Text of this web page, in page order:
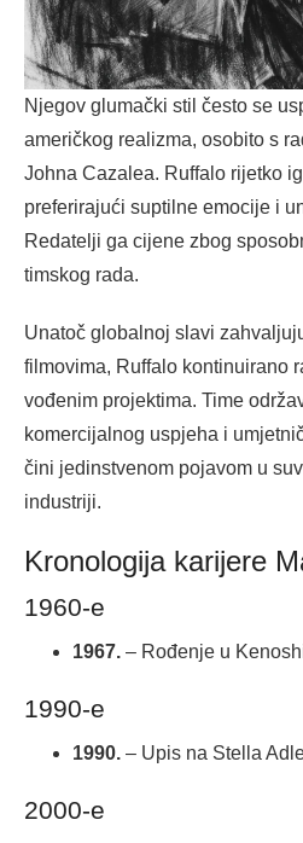
Njegov glumački stil često se
američkog realizma, osobito s
Johna Cazalea. Ruffalo rijetko
preferirajući suptilne emocije i
Redatelji ga cijene zbog
timskog rada.
Unatoč globalnoj slavi
filmovima, Ruffalo kontinuirano
vođenim projektima. Time
komercijalnog uspjeha i
čini jedinstvenom pojavom u
industriji.
Kronologija karijere
1960-e
1967. – Rođenje u
1990-e
1990. – Upis na Stella
2000-e